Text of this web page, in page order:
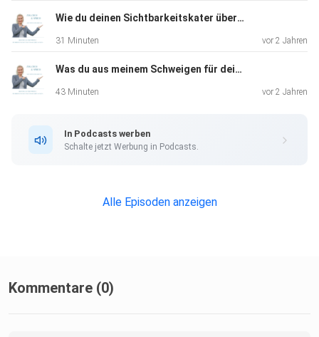
Wie du deinen Sichtbarkeitskater überwindest
31 Minuten vor 2 Jahren
Was du aus meinem Schweigen für deine Sichtbarkeit lernen kannst
43 Minuten vor 2 Jahren
In Podcasts werben
Schalte jetzt Werbung in Podcasts.
Alle Episoden anzeigen
Kommentare (0)